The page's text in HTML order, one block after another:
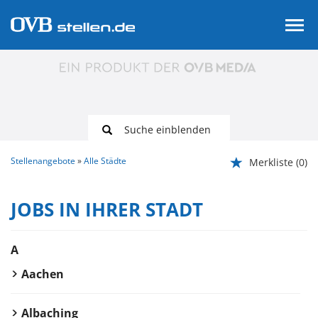
Suche einblenden
Stellenangebote Alle Städte Merkliste (0)
JOBS IN IHRER STADT
A
Aachen
Albaching